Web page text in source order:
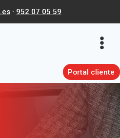
· 952 07 05 59
Portal cliente